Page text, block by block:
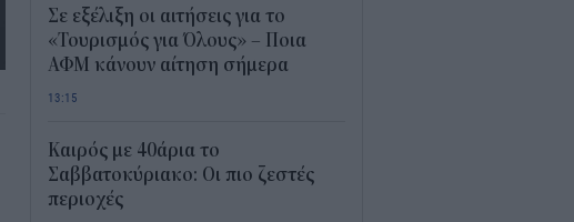
Σε εξέλιξη οι αιτήσεις για το
«Τουρισμός για Όλους» – Ποια
ΑΦΜ κάνουν αίτηση σήμερα
13:15
Καιρός με 40άρια το
Σαββατοκύριακο: Οι πιο ζεστές
περιοχές